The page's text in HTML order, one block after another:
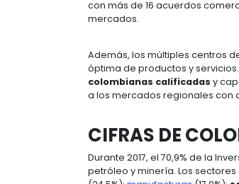
crecimiento de
Las proyecciones
de 3,3%, siete
Colombiason
Colombia cuenta
estratégicamente
con más de 16